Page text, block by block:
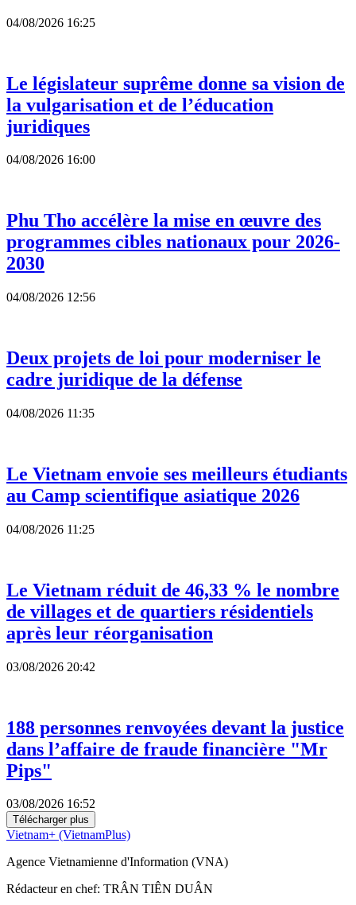
04/08/2026 16:25
Le législateur suprême donne sa vision de
la vulgarisation et de l’éducation
juridiques
04/08/2026 16:00
Phu Tho accélère la mise en œuvre des
programmes cibles nationaux pour 2026-
2030
04/08/2026 12:56
Deux projets de loi pour moderniser le
cadre juridique de la défense
04/08/2026 11:35
Le Vietnam envoie ses meilleurs étudiants
au Camp scientifique asiatique 2026
04/08/2026 11:25
Le Vietnam réduit de 46,33 % le nombre
de villages et de quartiers résidentiels
après leur réorganisation
03/08/2026 20:42
188 personnes renvoyées devant la justice
dans l’affaire de fraude financière "Mr
Pips"
03/08/2026 16:52
Télécharger plus
Vietnam+ (VietnamPlus)
Agence Vietnamienne d'Information (VNA)
Rédacteur en chef: TRÂN TIÊN DUÂN